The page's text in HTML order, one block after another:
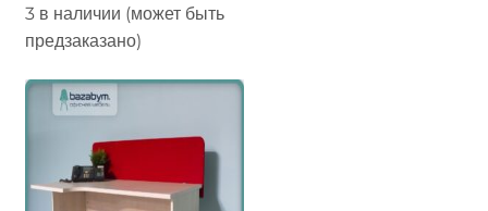
3 в наличии (может быть
предзаказано)